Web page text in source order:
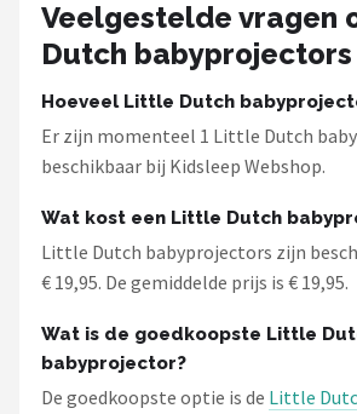
Balvi
Alle merken →
Veelgestelde vragen
Dutch babyprojectors
Hoeveel Little Dutch
Er zijn momenteel 1 Little Dutch
beschikbaar bij Kidsleep Webshop.
Wat kost een Little Dutch
Little Dutch babyprojectors zijn
€ 19,95. De gemiddelde prijs is € 19,95.
Wat is de goedkoopste Little
babyprojector?
De goedkoopste optie is de Little